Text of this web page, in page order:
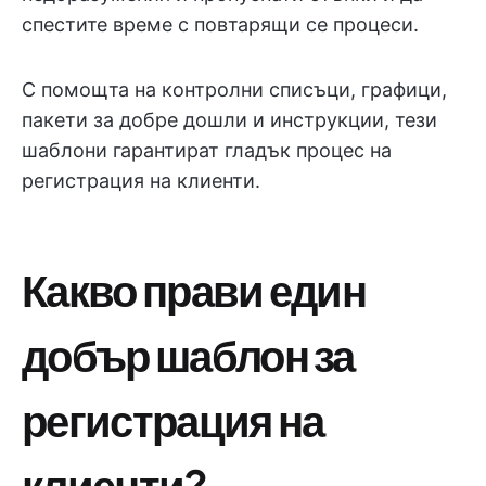
спестите време с повтарящи се процеси.
С помощта на контролни списъци, графици,
пакети за добре дошли и инструкции, тези
шаблони гарантират гладък процес на
регистрация на клиенти.
Какво прави един
добър шаблон за
регистрация на